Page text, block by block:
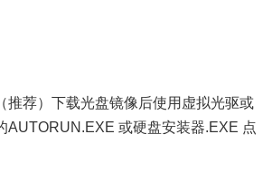
推荐）下载光盘镜像后使用虚拟光驱或
AUTORUN.EXE 或硬盘安装器.EXE 点